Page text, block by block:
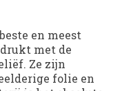
en meest
met de
Ze zijn
folie en